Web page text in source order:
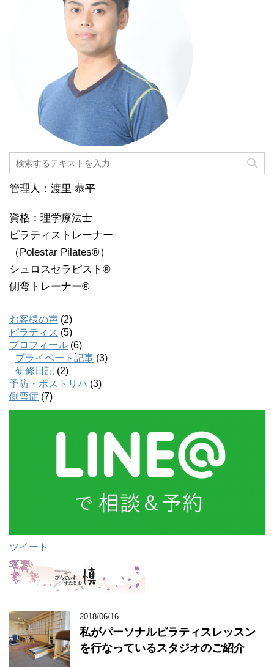
管理人：渡里 恭平
資格：理学療法士
ピラティストレーナー
（Polestar Pilates®️）
シュロスセラピスト®️
側弯トレーナー®
お客様の声 (2)
ピラティス (5)
プロフィール (6)
プライベート記事 (3)
研修日記 (2)
予防・ポストリハ (3)
側弯症 (7)
ツイート
2018/06/16
私がパーソナルピラティスレッスン
を行なっているスタジオのご紹介